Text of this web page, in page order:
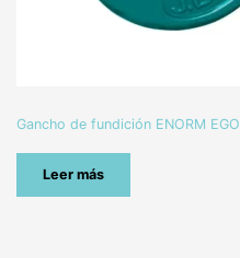
Gancho de fundición ENORM EGO
Leer más